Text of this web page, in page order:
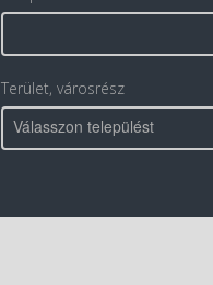
Terület, városrész
Válasszon települést